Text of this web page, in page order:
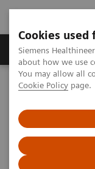
Cookies
Siemens
about how we use
You may allow all
Cookie Policy page.
Produtos e serviços
Siemens Healthineers
Solicite